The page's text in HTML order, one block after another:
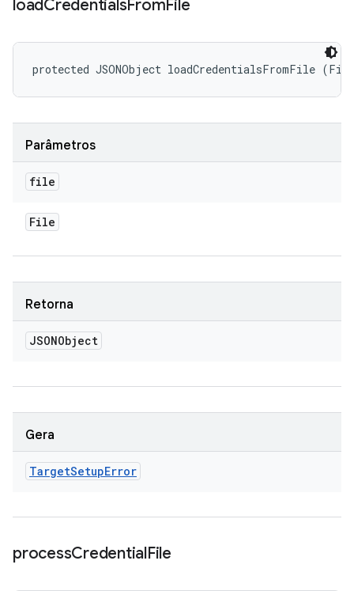
loadCredentialsFromFile
protected JSONObject loadCredentialsFromFile
Parâmetros
file
File
Retorna
JSONObject
Gera
TargetSetupError
processCredentialFile